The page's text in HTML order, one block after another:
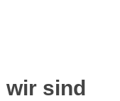
wir sind